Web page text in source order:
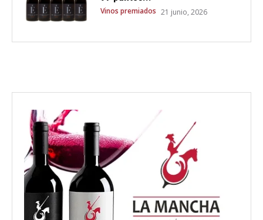
Vinos premiados 21 junio, 2026